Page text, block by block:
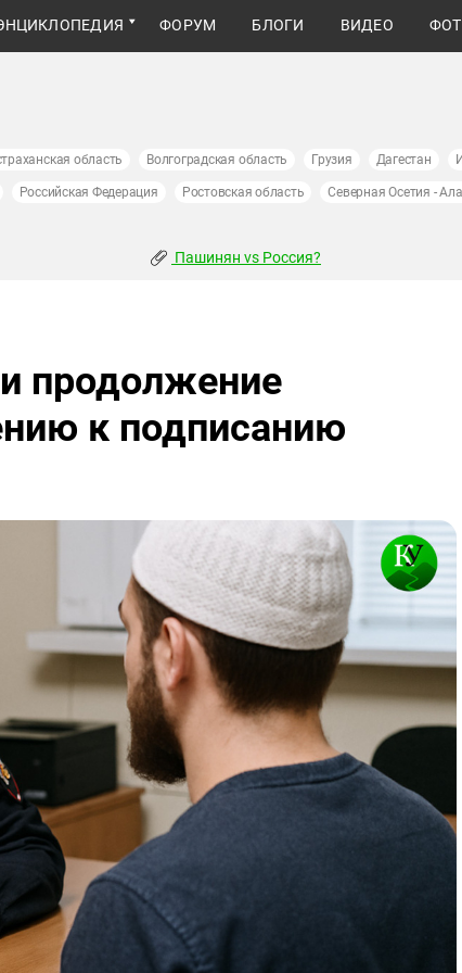
ФОРУМ БЛОГИ ВИДЕО
область Волгоградская область Грузия Дагестан
Российская Федерация Ростовская область Северная Осетия -
Пашинян vs Россия?
продолжение
к подписанию